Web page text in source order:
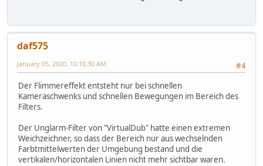
daf575
#4
January 05, 2020, 10:10:30 AM
Der Flimmereffekt entsteht nur bei schnellen
Kameraschwenks und schnellen Bewegungen im Bereich des
Filters.
Der Unglarm-Filter von "VirtualDub" hatte einen extremen
Weichzeichner, so dass der Bereich nur aus wechselnden
Farbtmittelwerten der Umgebung bestand und die
vertikalen/horizontalen Linien nicht mehr sichtbar waren.